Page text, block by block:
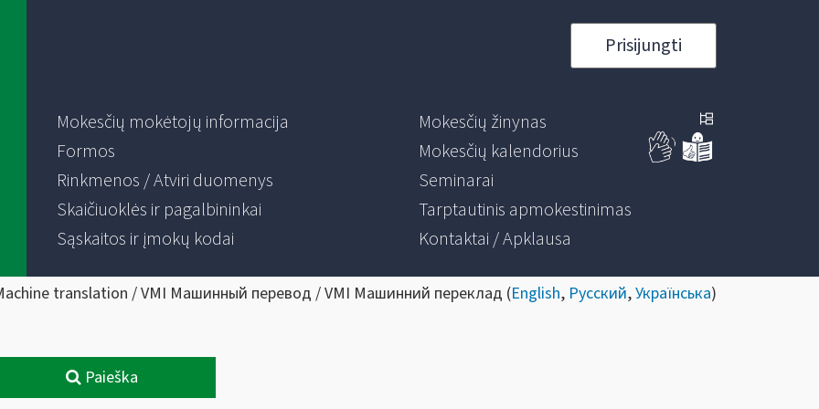
Prisijungti
Mokesčių mokėtojų informacija
Formos
Rinkmenos / Atviri duomenys
Skaičiuoklės ir pagalbininkai
Sąskaitos ir įmokų kodai
Mokesčių žinynas
Mokesčių kalendorius
Seminarai
Tarptautinis apmokestinimas
Kontaktai / Apklausa
translation / VMI Машинный перевод / VMI Машинний переклад (English, Русский,Українська)
Paieška